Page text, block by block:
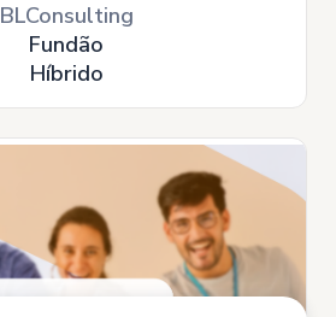
BLConsulting
Fundão
Híbrido